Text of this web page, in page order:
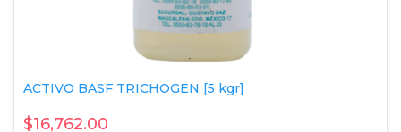
ACTIVO BASF TRICHOGEN [5 kgr]
$16,762.00